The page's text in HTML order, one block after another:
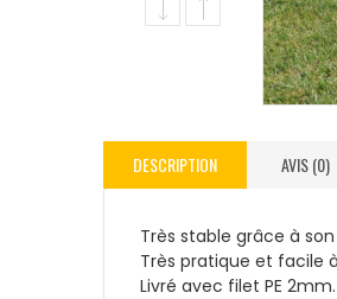
DESCRIPTION AVIS (0)
Très stable grâce à
Très pratique et facile
Livré avec filet PE